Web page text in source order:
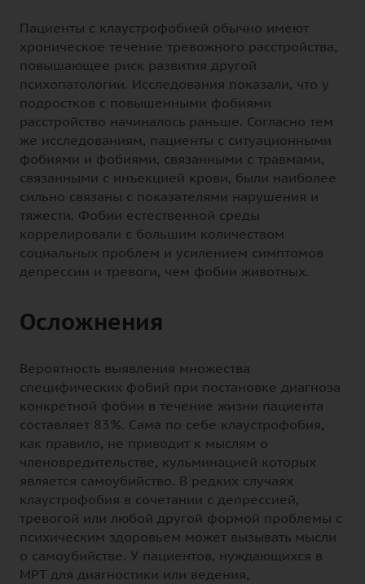
Пациенты с клаустрофобией обычно имеют
хроническое течение тревожного расстройства,
повышающее риск развития другой
психопатологии. Исследования показали, что у
подростков с повышенными фобиями
расстройство начиналось раньше. Согласно тем
же исследованиям, пациенты с ситуационными
фобиями и фобиями, связанными с травмами,
связанными с инъекцией крови, были наиболее
сильно связаны с показателями нарушения и
тяжести. Фобии естественной среды
коррелировали с большим количеством
социальных проблем и усилением симптомов
депрессии и тревоги, чем фобии животных.
Осложнения
Вероятность выявления множества
специфических фобий при постановке диагноза
конкретной фобии в течение жизни пациента
составляет 83%. Сама по себе клаустрофобия,
как правило, не приводит к мыслям о
членовредительстве, кульминацией которых
является самоубийство. В редких случаях
клаустрофобия в сочетании с депрессией,
тревогой или любой другой формой проблемы с
психическим здоровьем может вызывать мысли
о самоубийстве. У пациентов, нуждающихся в
МРТ для диагностики или ведения,